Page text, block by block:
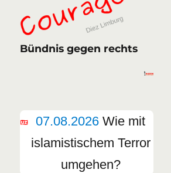
Bündnis gegen rechts
07.08.2026 Wie mit
islamistischem Terror
umgehen?